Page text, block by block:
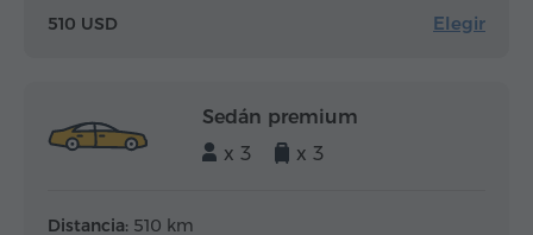
510 USD Elegir
Sedán premium
x 3
x 3
Distancia: 510 km